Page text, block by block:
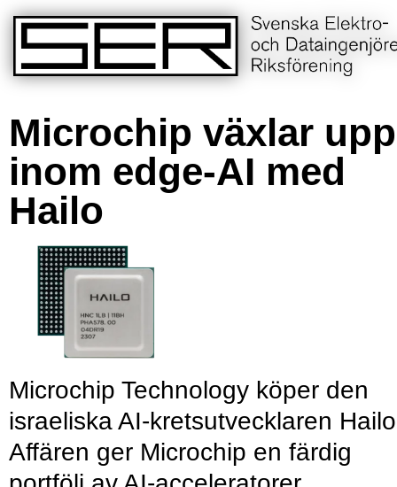
Microchip växlar upp
inom edge-AI med
Hailo
Microchip Technology köper den
israeliska AI-kretsutvecklaren
Affären ger Microchip en färdig